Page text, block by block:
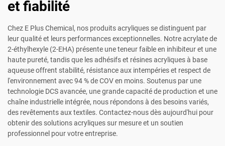
et fiabilité
Chez E Plus Chemical, nos produits acryliques se distinguent par
leur qualité et leurs performances exceptionnelles. Notre acrylate de
2-éthylhexyle (2-EHA) présente une teneur faible en inhibiteur et une
haute pureté, tandis que les adhésifs et résines acryliques à base
aqueuse offrent stabilité, résistance aux intempéries et respect de
l'environnement avec 94 % de COV en moins. Soutenus par une
technologie DCS avancée, une grande capacité de production et une
chaîne industrielle intégrée, nous répondons à des besoins variés,
des revêtements aux textiles. Contactez-nous dès aujourd'hui pour
obtenir des solutions acryliques sur mesure et un soutien
professionnel pour votre entreprise.